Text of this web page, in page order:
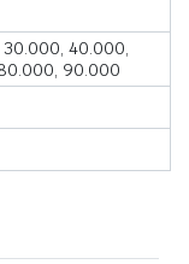
40.000,
90.000